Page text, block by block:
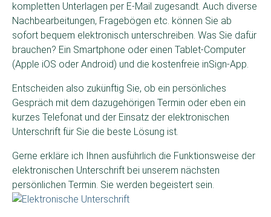
kompletten Unterlagen per E-Mail zugesandt. Auch diverse
Nachbearbeitungen, Fragebögen etc. können Sie ab
sofort bequem elektronisch unterschreiben. Was Sie dafür
brauchen? Ein Smartphone oder einen Tablet-Computer
(Apple iOS oder Android) und die kostenfreie inSign-App.
Entscheiden also zukünftig Sie, ob ein persönliches
Gespräch mit dem dazugehörigen Termin oder eben ein
kurzes Telefonat und der Einsatz der elektronischen
Unterschrift für Sie die beste Lösung ist.
Gerne erkläre ich Ihnen ausführlich die Funktionsweise der
elektronischen Unterschrift bei unserem nächsten
persönlichen Termin. Sie werden begeistert sein.